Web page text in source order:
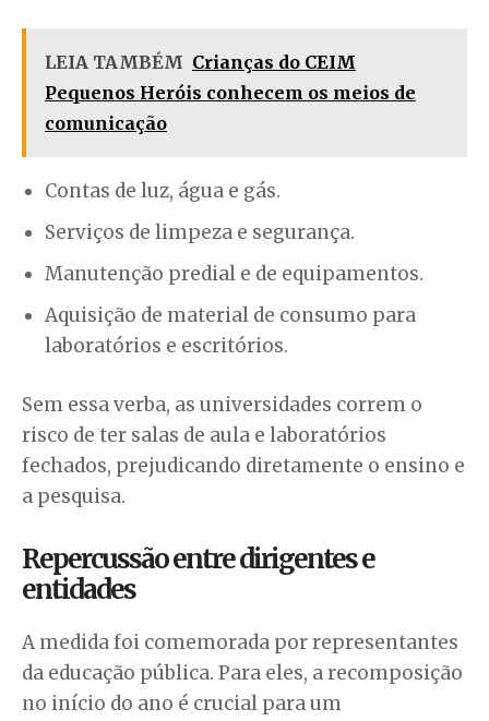
LEIA TAMBÉM Crianças do CEIM
Pequenos Heróis conhecem os meios de
comunicação
Contas de luz, água e gás.
Serviços de limpeza e segurança.
Manutenção predial e de equipamentos.
Aquisição de material de consumo para
laboratórios e escritórios.
Sem essa verba, as universidades correm o
risco de ter salas de aula e laboratórios
fechados, prejudicando diretamente o ensino e
a pesquisa.
Repercussão entre dirigentes e
entidades
A medida foi comemorada por representantes
da educação pública. Para eles, a recomposição
no início do ano é crucial para um